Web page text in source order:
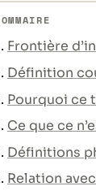
Frontière
Définition
Pourquoi ce
Ce que ce
Définitions
Relation avec